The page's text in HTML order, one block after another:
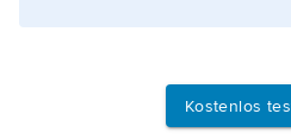
Literatur
Kostenlos